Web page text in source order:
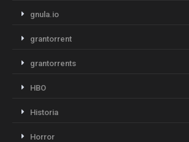
gnula.io
grantorrent
grantorrents
HBO
Historia
Horror